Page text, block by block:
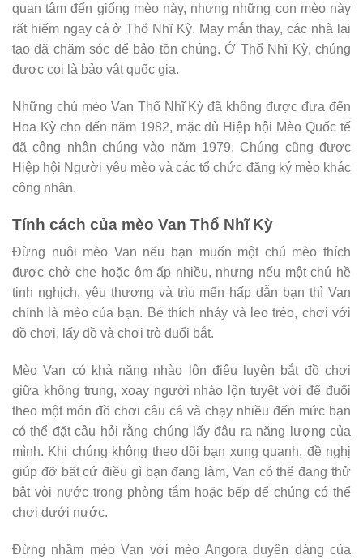
quan tâm đến giống mèo này, nhưng những con mèo này
rất hiếm ngay cả ở Thổ Nhĩ Kỳ. May mắn thay, các nhà lai
tạo đã chăm sóc để bảo tồn chúng. Ở Thổ Nhĩ Kỳ, chúng
được coi là bảo vật quốc gia.
Những chú mèo Van Thổ Nhĩ Kỳ đã không được đưa đến
Hoa Kỳ cho đến năm 1982, mặc dù Hiệp hội Mèo Quốc tế
đã công nhận chúng vào năm 1979. Chúng cũng được
Hiệp hội Người yêu mèo và các tổ chức đăng ký mèo khác
công nhận.
Tính cách của mèo Van Thổ Nhĩ Kỳ
Đừng nuôi mèo Van nếu bạn muốn một chú mèo thích
được chở che hoặc ôm ấp nhiều, nhưng nếu một chú hề
tinh nghịch, yêu thương và trìu mến hấp dẫn bạn thì Van
chính là mèo của bạn. Bé thích nhảy và leo trèo, chơi với
đồ chơi, lấy đồ và chơi trò đuổi bắt.
Mèo Van có khả năng nhào lộn điêu luyện bắt đồ chơi
giữa không trung, xoay người nhào lộn tuyệt vời để đuổi
theo một món đồ chơi câu cá và chạy nhiều đến mức bạn
có thể đặt câu hỏi rằng chúng lấy đâu ra năng lượng của
mình. Khi chúng không theo dõi bạn xung quanh, đề nghị
giúp đỡ bất cứ điều gì bạn đang làm, Van có thể đang thử
bật vòi nước trong phòng tắm hoặc bếp để chúng có thể
chơi dưới nước.
Đừng nhầm mèo Van với mèo Angora duyên dáng của